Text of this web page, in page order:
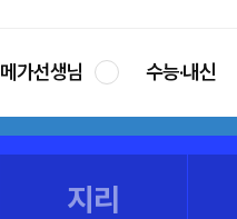
메가선생님 수능·내신
지리